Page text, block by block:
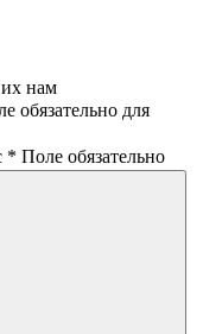
нам
обязательно для
* Поле обязательно